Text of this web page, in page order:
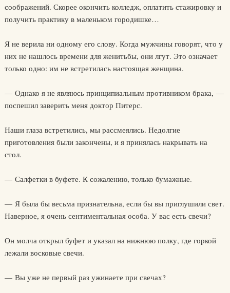
соображений. Скорее окончить колледж, оплатить стажировку и
получить практику в маленьком городишке…
Я не верила ни одному его слову. Когда мужчины говорят, что у
них не нашлось времени для женитьбы, они лгут. Это означает
только одно: им не встретилась настоящая женщина.
— Однако я не являюсь принципиальным противником брака, —
поспешил заверить меня доктор Питерс.
Наши глаза встретились, мы рассмеялись. Недолгие
приготовления были закончены, и я принялась накрывать на
стол.
— Салфетки в буфете. К сожалению, только бумажные.
— Я была бы весьма признательна, если бы вы приглушили свет.
Наверное, я очень сентиментальная особа. У вас есть свечи?
Он молча открыл буфет и указал на нижнюю полку, где горкой
лежали восковые свечи.
— Вы уже не первый раз ужинаете при свечах?